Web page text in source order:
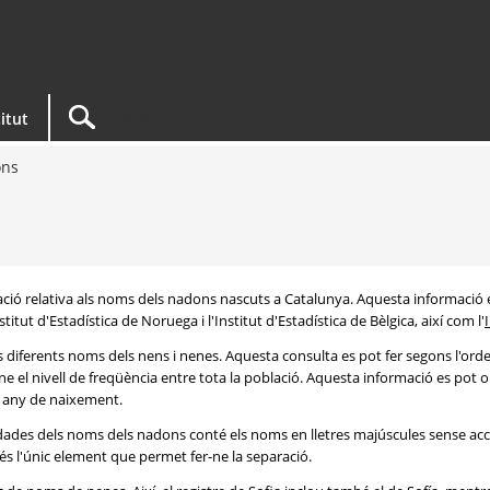
relativa als noms dels nadons nascuts a Catalunya. Aquesta
d'Estadística de Noruega i l'Institut d'Estadística de Bèlgica, així com l'
noms dels nens i nenes. Aquesta consulta es pot fer segons
el nivell de freqüència entre tota la població. Aquesta informació es pot
de naixement.
dels noms dels nadons conté els noms en lletres majúscules sense
l'únic element que permet fer-ne la separació.